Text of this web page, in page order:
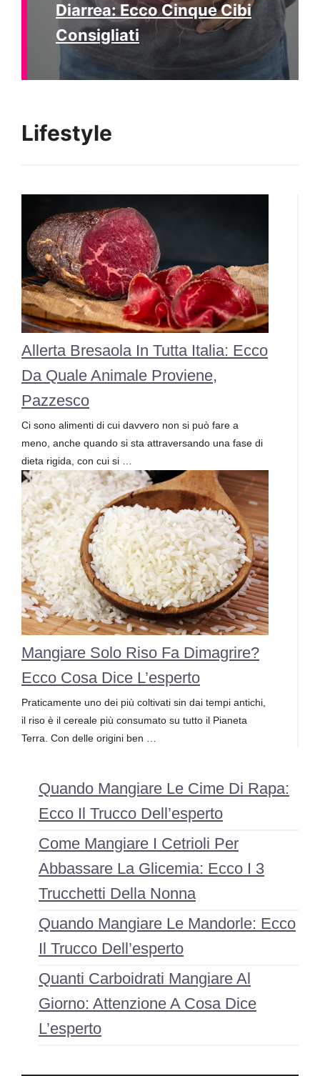
Diarrea: Ecco Cinque Cibi
Consigliati
Lifestyle
Allerta Bresaola In Tutta Italia: Ecco
Da Quale Animale Proviene,
Pazzesco
Ci sono alimenti di cui davvero non si può fare a
meno, anche quando si sta attraversando una fase di
dieta rigida, con cui si …
Mangiare Solo Riso Fa Dimagrire?
Ecco Cosa Dice L’esperto
Praticamente uno dei più coltivati sin dai tempi antichi,
il riso è il cereale più consumato su tutto il Pianeta
Terra. Con delle origini ben …
Quando Mangiare Le Cime Di Rapa:
Ecco Il Trucco Dell’esperto
Come Mangiare I Cetrioli Per
Abbassare La Glicemia: Ecco I 3
Trucchetti Della Nonna
Quando Mangiare Le Mandorle: Ecco
Il Trucco Dell’esperto
Quanti Carboidrati Mangiare Al
Giorno: Attenzione A Cosa Dice
L’esperto